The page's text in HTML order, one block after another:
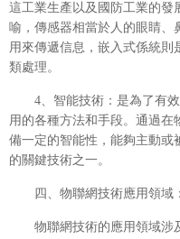
這工業生產以及國防工業的發
喻，傳感器相當於人的眼睛、
用來傳遞信息，嵌入式係統則
類處理。
4、智能技術：是為了有
用的各種方法和手段。通過
備一定的智能性，能夠主動或
的關鍵技術之一。
四、物聯網技術應用領域：
物聯網技術的應用領域涉